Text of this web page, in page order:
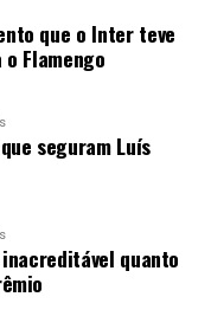
que o Inter teve
Flamengo
seguram Luís
quanto